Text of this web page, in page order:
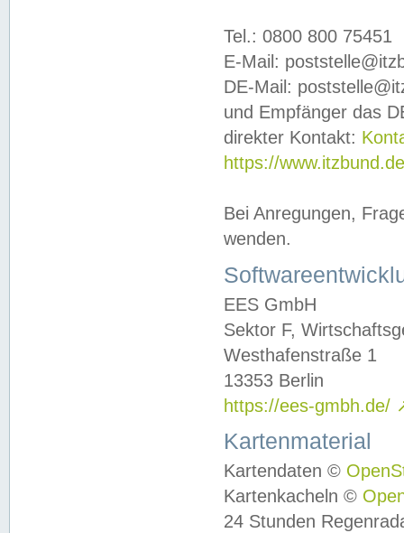
Tel.: 0800 800 75451
E-Mail:
DE-Mail:
und Empfänger das
direkter Kontakt:
https://
Bei Anregungen,
wenden.
EES GmbH
Sektor F,
Westhafenstraße 1
13353 Berlin
https://ees-gmbh.de/
Kartenmaterial
Kartendaten ©
Kartenkacheln ©
24 Stunden